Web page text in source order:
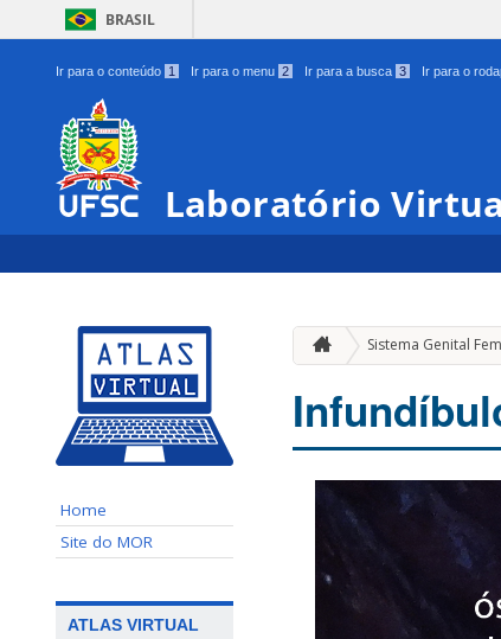
BRASIL
Ir para o conteúdo 1 Ir para o menu 2 Ir para a busca 3 Ir para o
Laboratório
Home
Site do MOR
ATLAS VIRTUAL
Sistema Genital